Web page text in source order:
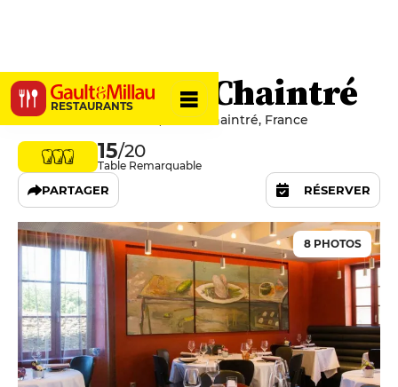
RESTAURANTS
La Table de Chaintré
72 Place du Luminaire, 71570 Chaintré, France
15/20
Table Remarquable
PARTAGER RÉSERVER
8 PHOTOS